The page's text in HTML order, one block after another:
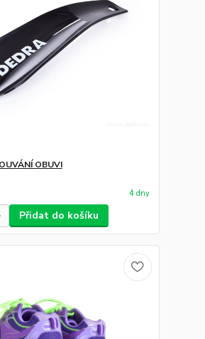
OBUVI
4 dny
Přidat do košíku